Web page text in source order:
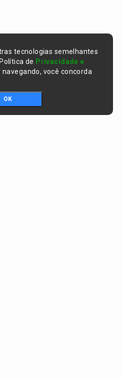
tecnologias semelhantes
de Privacidade e
você concorda
OK